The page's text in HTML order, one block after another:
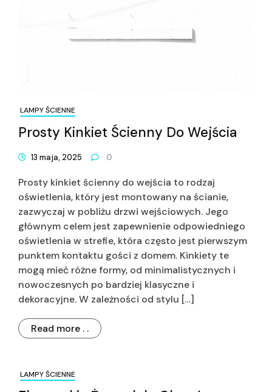
LAMPY ŚCIENNE
Prosty Kinkiet Ścienny Do Wejścia
13 maja, 2025 0
Prosty kinkiet ścienny do wejścia to rodzaj
oświetlenia, który jest montowany na ścianie,
zazwyczaj w pobliżu drzwi wejściowych. Jego
głównym celem jest zapewnienie odpowiedniego
oświetlenia w strefie, która często jest pierwszym
punktem kontaktu gości z domem. Kinkiety te
mogą mieć różne formy, od minimalistycznych i
nowoczesnych po bardziej klasyczne i
dekoracyjne. W zależności od stylu […]
Read more . .
LAMPY ŚCIENNE